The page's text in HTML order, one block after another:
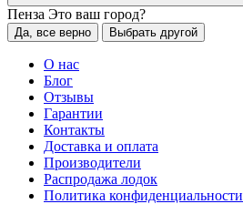
Пенза Это ваш город?
Да, все верно Выбрать другой
О нас
Блог
Отзывы
Гарантии
Контакты
Доставка и оплата
Производители
Распродажа лодок
Политика конфиденциальности